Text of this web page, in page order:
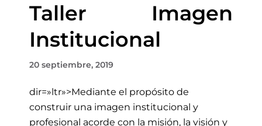
Taller Imagen
Institucional
20 septiembre, 2019
dir=»ltr»>Mediante el propósito de
construir una imagen institucional y
profesional acorde con la misión, la visión y